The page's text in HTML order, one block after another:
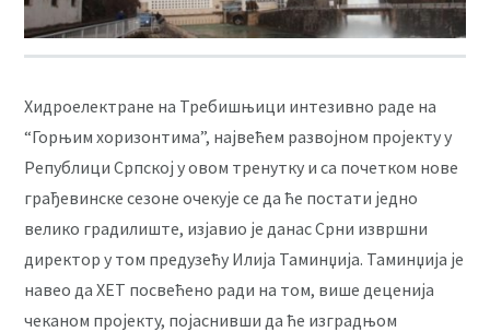
Хидроелектране на Требишњици интезивно раде на
“Горњим хоризонтима”, највећем развојном пројекту у
Републици Српској у овом тренутку и са почетком нове
грађевинске сезоне очекује се да ће постати једно
велико градилиште, изјавио је данас Срни извршни
директор у том предузећу Илија Таминџија. Таминџија је
навео да ХЕТ посвећено ради на том, више деценија
чеканом пројекту, појаснивши да ће изградњом